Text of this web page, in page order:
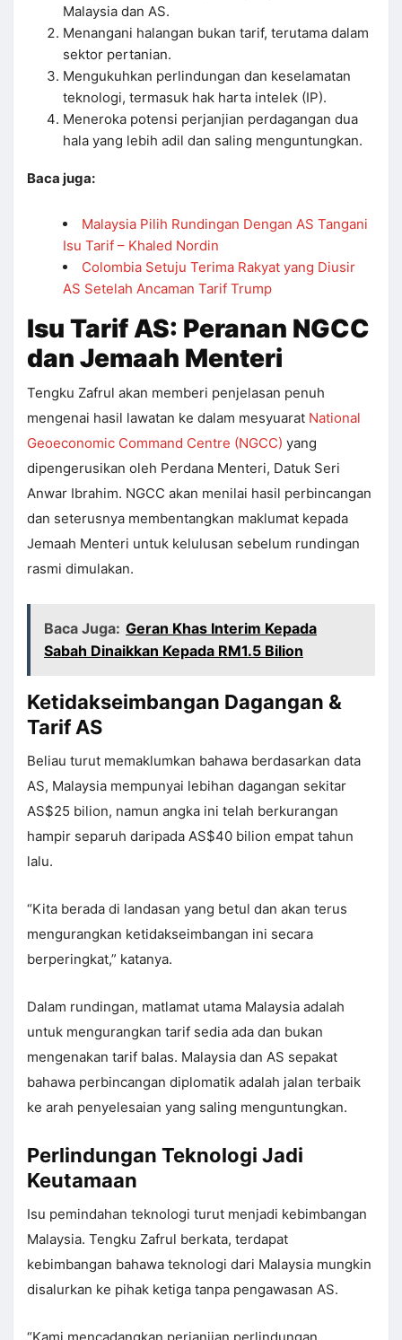
Malaysia dan AS.
Menangani halangan bukan tarif, terutama dalam
sektor pertanian.
Mengukuhkan perlindungan dan keselamatan
teknologi, termasuk hak harta intelek (IP).
Meneroka potensi perjanjian perdagangan dua
hala yang lebih adil dan saling menguntungkan.
Baca juga:
Malaysia Pilih Rundingan Dengan AS Tangani
Isu Tarif – Khaled Nordin
Colombia Setuju Terima Rakyat yang Diusir
AS Setelah Ancaman Tarif Trump
Isu Tarif AS: Peranan NGCC
dan Jemaah Menteri
Tengku Zafrul akan memberi penjelasan penuh
mengenai hasil lawatan ke dalam mesyuarat National
Geoeconomic Command Centre (NGCC) yang
dipengerusikan oleh Perdana Menteri, Datuk Seri
Anwar Ibrahim. NGCC akan menilai hasil perbincangan
dan seterusnya membentangkan maklumat kepada
Jemaah Menteri untuk kelulusan sebelum rundingan
rasmi dimulakan.
Baca Juga: Geran Khas Interim Kepada
Sabah Dinaikkan Kepada RM1.5 Bilion
Ketidakseimbangan Dagangan &
Tarif AS
Beliau turut memaklumkan bahawa berdasarkan data
AS, Malaysia mempunyai lebihan dagangan sekitar
AS$25 bilion, namun angka ini telah berkurangan
hampir separuh daripada AS$40 bilion empat tahun
lalu.
“Kita berada di landasan yang betul dan akan terus
mengurangkan ketidakseimbangan ini secara
berperingkat,” katanya.
Dalam rundingan, matlamat utama Malaysia adalah
untuk mengurangkan tarif sedia ada dan bukan
mengenakan tarif balas. Malaysia dan AS sepakat
bahawa perbincangan diplomatik adalah jalan terbaik
ke arah penyelesaian yang saling menguntungkan.
Perlindungan Teknologi Jadi
Keutamaan
Isu pemindahan teknologi turut menjadi kebimbangan
Malaysia. Tengku Zafrul berkata, terdapat
kebimbangan bahawa teknologi dari Malaysia mungkin
disalurkan ke pihak ketiga tanpa pengawasan AS.